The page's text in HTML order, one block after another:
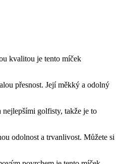
kvalitou je tento míček
přesnost. Její měkký a odolný
golfisty, takže je to
odolnost a trvanlivost. Můžete si